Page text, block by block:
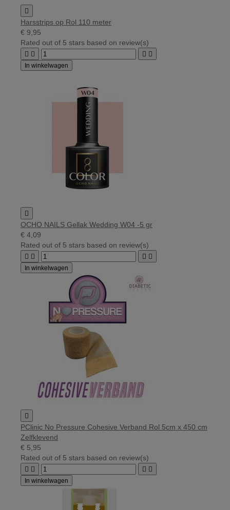

Harsstrips op Rol 110 meter
€ 9,95
Rated out of 5 stars based on review(s)
   
In winkelwagen

OCHO NAILS Gellak Wedding W04 -5 gr
€ 4,09
Rated out of 5 stars based on review(s)
   
In winkelwagen

PClinic No Pressure Cohesive Verband Rol 5cm x 450 cm
Zelfklevend
€ 5,95
Rated out of 5 stars based on review(s)
   
In winkelwagen